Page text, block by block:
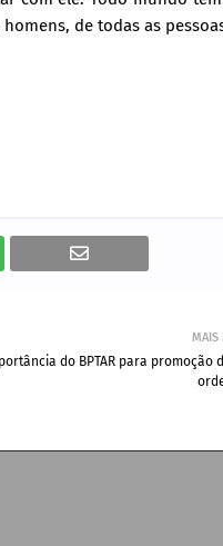
de todas as
MAIS
do BPTAR para promoção